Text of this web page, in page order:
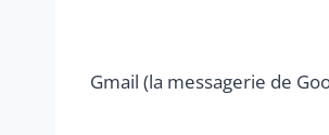
Gmail (la messagerie de